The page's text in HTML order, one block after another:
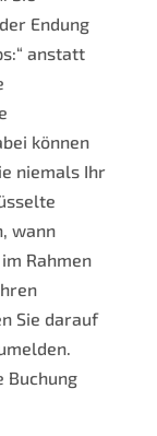
Endung
anstatt
können
niemals Ihr
wann
Rahmen
Sie darauf
Buchung